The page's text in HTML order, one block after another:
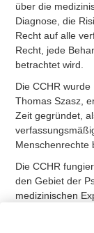
über die
Diagnose, die
Recht auf alle
Recht, jede
betrachtet wird.
Die CCHR
Thomas Szasz,
Zeit gegründet,
Menschenrechte
Die CCHR
den Gebiet der
medizinischen
den wenigen